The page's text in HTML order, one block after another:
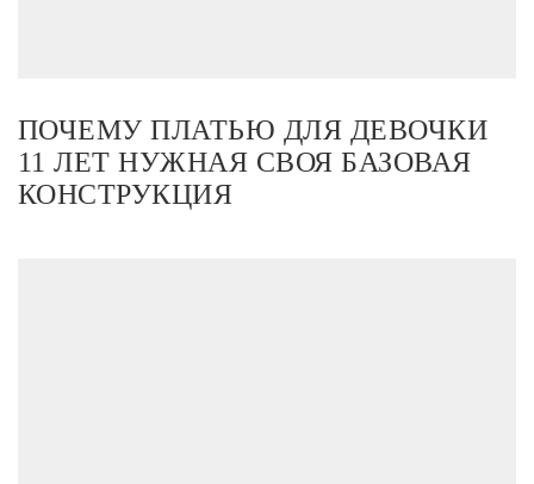
ПОЧЕМУ ПЛАТЬЮ ДЛЯ ДЕВОЧКИ
11 ЛЕТ НУЖНАЯ СВОЯ БАЗОВАЯ
КОНСТРУКЦИЯ